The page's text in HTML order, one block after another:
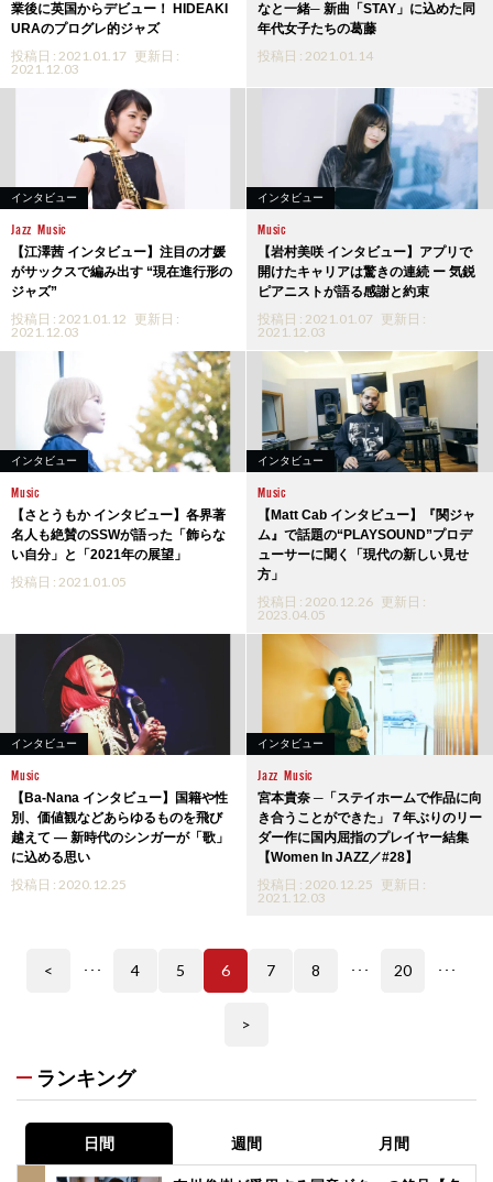
業後に英国からデビュー！ HIDEAKI
URAのプログレ的ジャズ
投稿日 : 2021.01.17 更新日 :
2021.12.03
なと一緒─ 新曲「STAY」に込めた同
年代女子たちの葛藤
投稿日 : 2021.01.14
インタビュー
Jazz Music
【江澤茜 インタビュー】注目の才媛
がサックスで編み出す “現在進行形の
ジャズ”
投稿日 : 2021.01.12 更新日 :
2021.12.03
インタビュー
Music
【岩村美咲 インタビュー】アプリで
開けたキャリアは驚きの連続 ー 気鋭
ピアニストが語る感謝と約束
投稿日 : 2021.01.07 更新日 :
2021.12.03
インタビュー
Music
【さとうもか インタビュー】各界著
名人も絶賛のSSWが語った「飾らな
い自分」と「2021年の展望」
投稿日 : 2021.01.05
インタビュー
Music
【Matt Cab インタビュー】『関ジャ
ム』で話題の“PLAYSOUND”プロデ
ューサーに聞く「現代の新しい見せ
方」
投稿日 : 2020.12.26 更新日 :
2023.04.05
インタビュー
Music
【Ba-Nana インタビュー】国籍や性
別、価値観などあらゆるものを飛び
越えて — 新時代のシンガーが「歌」
に込める思い
投稿日 : 2020.12.25
インタビュー
Jazz Music
宮本貴奈 ─「ステイホームで作品に向
き合うことができた」７年ぶりのリー
ダー作に国内屈指のプレイヤー結集
【Women In JAZZ／#28】
投稿日 : 2020.12.25 更新日 :
2021.12.03
< ･･･ 4 5 6 7 8 ･･･ 20 ･･･
>
ランキング
日間 週間 月間